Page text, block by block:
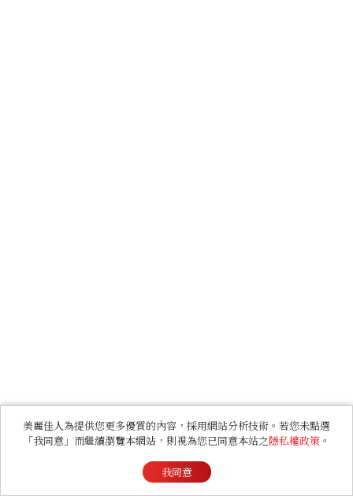
美麗佳人為提供您更多優質的內容，採用網站分析技術。若您未點選
「我同意」而繼續瀏覽本網站，則視為您已同意本站之隱私權政策 。
我同意